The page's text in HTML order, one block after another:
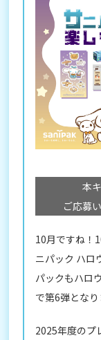
本
ご応募
10月ですね！
ニパック ハロ
パックもハロ
で第6弾となり
2025年度のプ